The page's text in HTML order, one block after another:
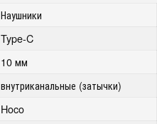
Наушники
Type-C
10 мм
внутриканальные (затычки)
Hoco